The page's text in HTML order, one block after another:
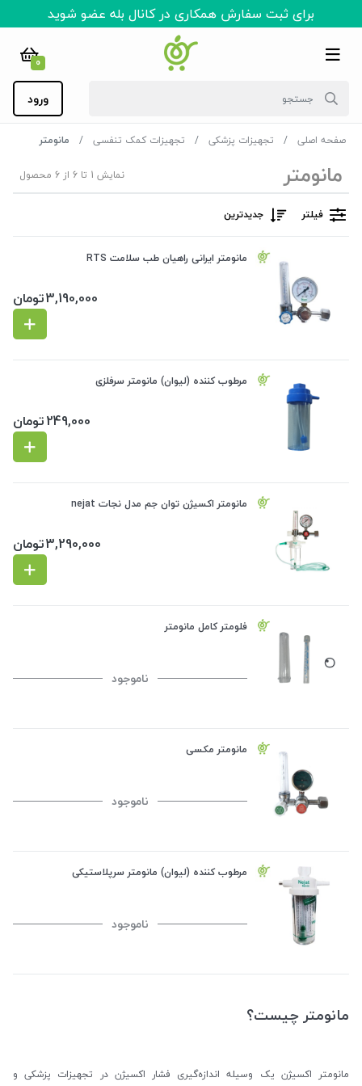
برای ثبت سفارش همکاری در کانال بله عضو شوید
0
ورود
صفحه اصلی تجهیزات پزشکی تجهیزات کمک تنفسی مانومتر
مانومتر نمایش 1 تا 6 از 6 محصول
فیلتر جدیدترین
مانومتر ایرانی راهیان طب سلامت RTS
3,190,000تومان
مرطوب کننده (لیوان) مانومتر سرفلزی
249,000تومان
مانومتر اکسیژن توان جم مدل نجات nejat
3,290,000تومان
فلومتر کامل مانومتر
ناموجود
مانومتر مکسی
ناموجود
مرطوب کننده (لیوان) مانومتر سرپلاستیکی
ناموجود
مانومتر چیست؟
مانومتر اکسیژن یک وسیله اندازه‌گیری فشار اکسیژن در تجهیزات پزشکی و